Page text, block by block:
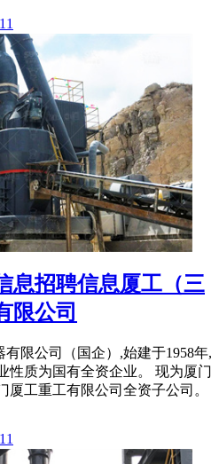
息招聘信息厦工（三
限公司
限公司（国企）,始建于1958年,
性质为国有全资企业。 现为厦门
厦工重工有限公司全资子公司。